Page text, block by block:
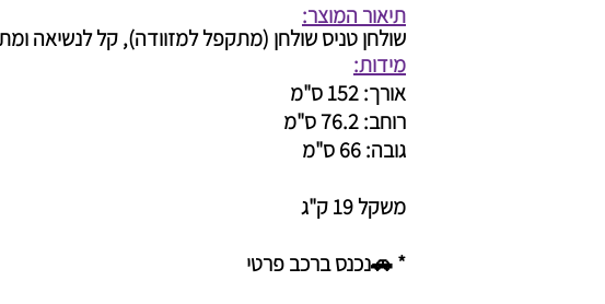
תיאור המוצר:
שולחן טניס שולחן (מתקפללמזוודה), קל לנשיאה
מידות:
אורך: 152 ס"מ
רוחב: 76.2 ס"מ
גובה: 66 ס"מ
משקל 19 ק"ג
* 🚗נכנס ברכב פרטי ​​​​​​​